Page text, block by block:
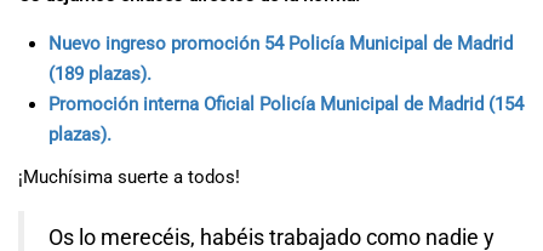
Nuevo ingreso promoción 54 Policía Municipal de Madrid
(189 plazas).
Promoción interna Oficial Policía Municipal de Madrid (154
plazas).
¡Muchísima suerte a todos!
Os lo merecéis, habéis trabajado como nadie y